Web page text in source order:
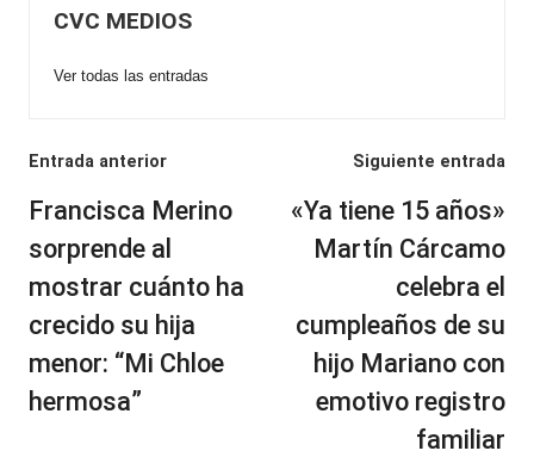
CVC MEDIOS
Ver todas las entradas
Navegación
de
entradas
Entrada anterior
Francisca Merino
sorprende al
mostrar cuánto ha
crecido su hija
menor: “Mi Chloe
hermosa”
Siguiente entrada
«Ya tiene 15 años»
Martín Cárcamo
celebra el
cumpleaños de su
hijo Mariano con
emotivo registro
familiar